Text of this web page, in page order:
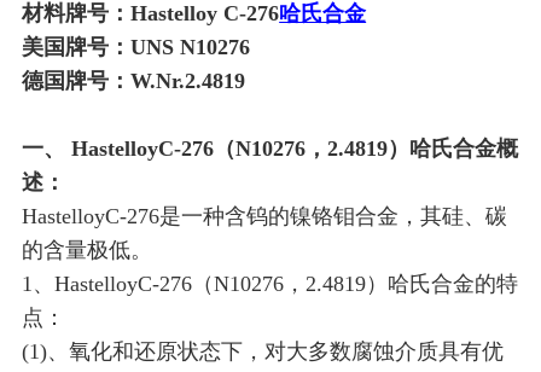
材料牌号：Hastelloy C-276哈氏合金
美国牌号：UNS N10276
德国牌号：W.Nr.2.4819
一、 HastelloyC-276（N10276，2.4819）哈氏合金概
述：
HastelloyC-276是一种含钨的镍铬钼合金，其硅、碳
的含量极低。
1、HastelloyC-276（N10276，2.4819）哈氏合金的特
点：
(1)、氧化和还原状态下，对大多数腐蚀介质具有优